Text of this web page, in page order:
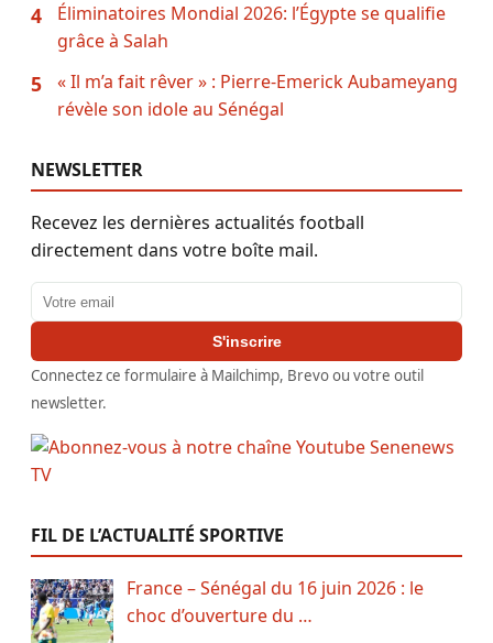
4
Éliminatoires Mondial 2026: l’Égypte se qualifie
grâce à Salah
5
« Il m’a fait rêver » : Pierre-Emerick Aubameyang
révèle son idole au Sénégal
NEWSLETTER
Recevez les dernières actualités football
directement dans votre boîte mail.
Adresse email
S'inscrire
Connectez ce formulaire à Mailchimp, Brevo ou votre outil
newsletter.
FIL DE L’ACTUALITÉ SPORTIVE
France – Sénégal du 16 juin 2026 : le
choc d’ouverture du …